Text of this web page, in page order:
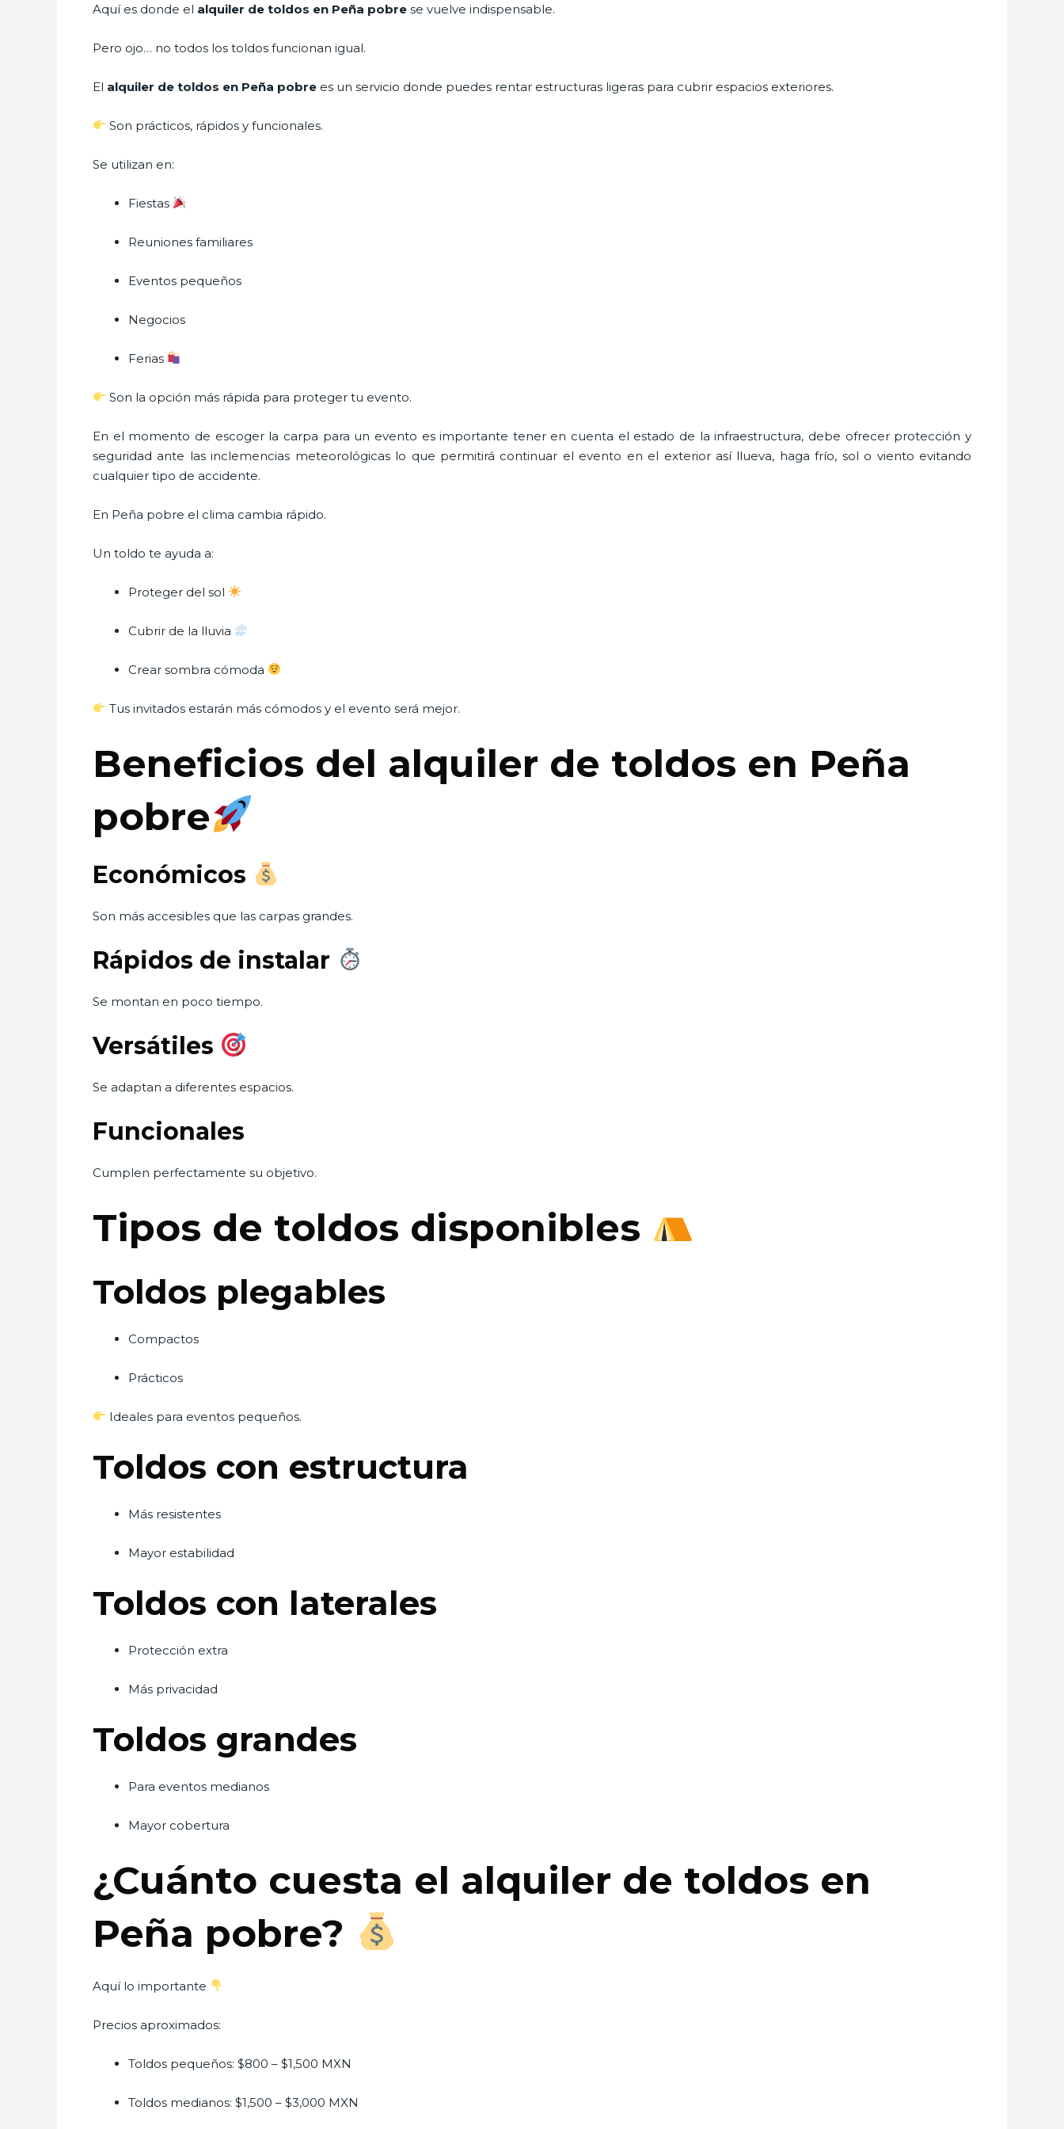
Aquí es donde el alquiler de toldos en Peña pobre se vuelve indispensable.
Pero ojo… no todos los toldos funcionan igual.
El alquiler de toldos en Peña pobre es un servicio donde puedes rentar estructuras ligeras para cubrir espacios exteriores.
Son prácticos, rápidos y funcionales.
Se utilizan en:
Fiestas
Reuniones familiares
Eventos pequeños
Negocios
Ferias
Son la opción más rápida para proteger tu evento.
En el momento de escoger la carpa para un evento es importante tener en cuenta el estado de la infraestructura, debe ofrecer protección y
seguridad ante las inclemencias meteorológicas lo que permitirá continuar el evento en el exterior así llueva, haga frío, sol o viento evitando
cualquier tipo de accidente.
En Peña pobre el clima cambia rápido.
Un toldo te ayuda a:
Proteger del sol
Cubrir de la lluvia
Crear sombra cómoda
Tus invitados estarán más cómodos y el evento será mejor.
Beneficios del alquiler de toldos en Peña
pobre
Económicos
Son más accesibles que las carpas grandes.
Rápidos de instalar
Se montan en poco tiempo.
Versátiles
Se adaptan a diferentes espacios.
Funcionales
Cumplen perfectamente su objetivo.
Tipos de toldos disponibles
Toldos plegables
Compactos
Prácticos
Ideales para eventos pequeños.
Toldos con estructura
Más resistentes
Mayor estabilidad
Toldos con laterales
Protección extra
Más privacidad
Toldos grandes
Para eventos medianos
Mayor cobertura
¿Cuánto cuesta el alquiler de toldos en
Peña pobre?
Aquí lo importante
Precios aproximados:
Toldos pequeños: $800 – $1,500 MXN
Toldos medianos: $1,500 – $3,000 MXN